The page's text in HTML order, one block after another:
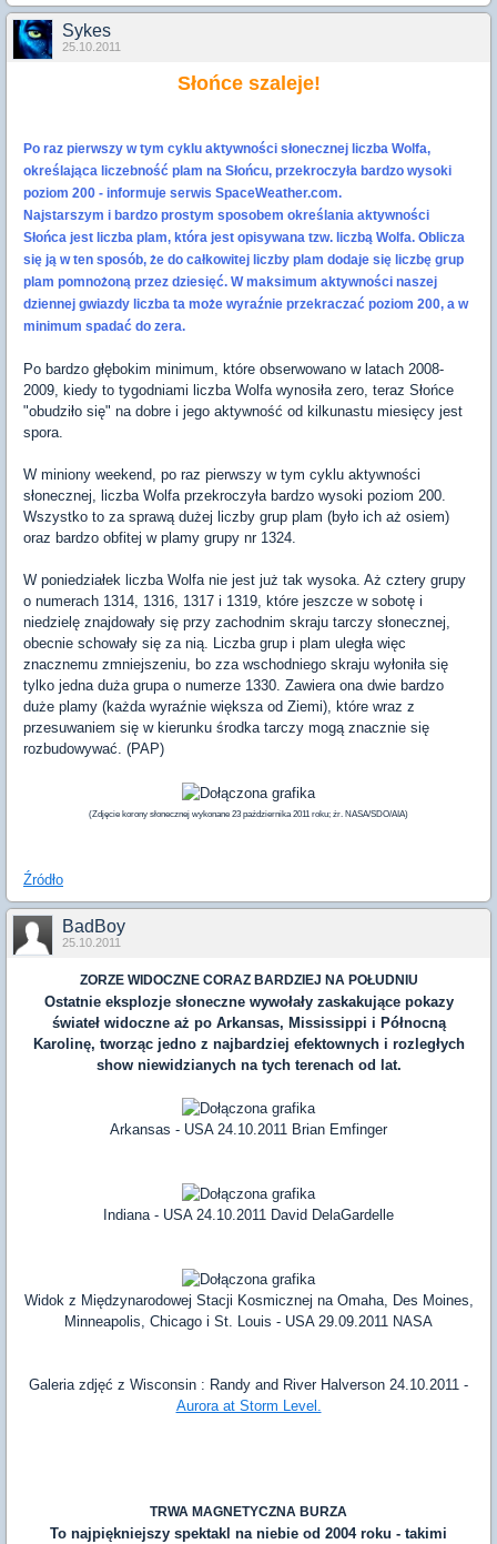
Sykes
25.10.2011
Słońce szaleje!
Po raz pierwszy w tym cyklu aktywności słonecznej liczba Wolfa,
określająca liczebność plam na Słońcu, przekroczyła bardzo wysoki
poziom 200 - informuje serwis SpaceWeather.com.
Najstarszym i bardzo prostym sposobem określania aktywności
Słońca jest liczba plam, która jest opisywana tzw. liczbą Wolfa. Oblicza
się ją w ten sposób, że do całkowitej liczby plam dodaje się liczbę grup
plam pomnożoną przez dziesięć. W maksimum aktywności naszej
dziennej gwiazdy liczba ta może wyraźnie przekraczać poziom 200, a w
minimum spadać do zera.
Po bardzo głębokim minimum, które obserwowano w latach 2008-
2009, kiedy to tygodniami liczba Wolfa wynosiła zero, teraz Słońce
"obudziło się" na dobre i jego aktywność od kilkunastu miesięcy jest
spora.
W miniony weekend, po raz pierwszy w tym cyklu aktywności
słonecznej, liczba Wolfa przekroczyła bardzo wysoki poziom 200.
Wszystko to za sprawą dużej liczby grup plam (było ich aż osiem)
oraz bardzo obfitej w plamy grupy nr 1324.
W poniedziałek liczba Wolfa nie jest już tak wysoka. Aż cztery grupy
o numerach 1314, 1316, 1317 i 1319, które jeszcze w sobotę i
niedzielę znajdowały się przy zachodnim skraju tarczy słonecznej,
obecnie schowały się za nią. Liczba grup i plam uległa więc
znacznemu zmniejszeniu, bo zza wschodniego skraju wyłoniła się
tylko jedna duża grupa o numerze 1330. Zawiera ona dwie bardzo
duże plamy (każda wyraźnie większa od Ziemi), które wraz z
przesuwaniem się w kierunku środka tarczy mogą znacznie się
rozbudowywać. (PAP)
(Zdjęcie korony słonecznej wykonane 23 października 2011 roku; źr. NASA/SDO/AIA)
Źródło
BadBoy
25.10.2011
ZORZE WIDOCZNE CORAZ BARDZIEJ NA POŁUDNIU
Ostatnie eksplozje słoneczne wywołały zaskakujące pokazy
świateł widoczne aż po Arkansas, Mississippi i Północną
Karolinę, tworząc jedno z najbardziej efektownych i rozległych
show niewidzianych na tych terenach od lat.
Arkansas - USA 24.10.2011 Brian Emfinger
Indiana - USA 24.10.2011 David DelaGardelle
Widok z Międzynarodowej Stacji Kosmicznej na Omaha, Des Moines,
Minneapolis, Chicago i St. Louis - USA 29.09.2011 NASA
Galeria zdjęć z Wisconsin : Randy and River Halverson 24.10.2011 -
Aurora at Storm Level.
TRWA MAGNETYCZNA BURZA
To najpiękniejszy spektakl na niebie od 2004 roku - takimi